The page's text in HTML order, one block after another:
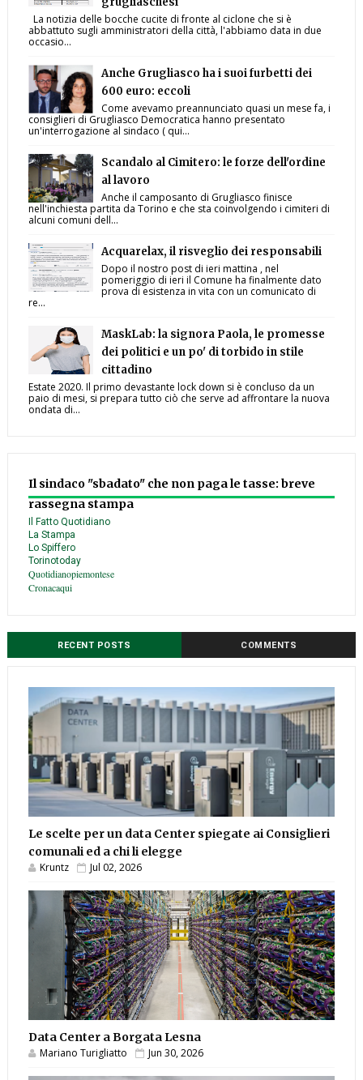
La notizia delle bocche cucite di fronte al ciclone che si è
abbattuto sugli amministratori della città, l'abbiamo data in due
occasio...
Anche Grugliasco ha i suoi furbetti dei
600 euro: eccoli
Come avevamo preannunciato quasi un mese fa, i
consiglieri di Grugliasco Democratica hanno presentato
un'interrogazione al sindaco ( qui...
Scandalo al Cimitero: le forze dell'ordine
al lavoro
Anche il camposanto di Grugliasco finisce
nell'inchiesta partita da Torino e che sta coinvolgendo i cimiteri di
alcuni comuni dell...
Acquarelax, il risveglio dei responsabili
Dopo il nostro post di ieri mattina , nel
pomeriggio di ieri il Comune ha finalmente dato
prova di esistenza in vita con un comunicato di
re...
MaskLab: la signora Paola, le promesse
dei politici e un po' di torbido in stile
cittadino
Estate 2020. Il primo devastante lock down si è concluso da un
paio di mesi, si prepara tutto ciò che serve ad affrontare la nuova
ondata di...
Il sindaco "sbadato" che non paga le tasse: breve
rassegna stampa
Il Fatto Quotidiano
La Stampa
Lo Spiffero
Torinotoday
Quotidianopiemontese
Cronacaqui
RECENT POSTS COMMENTS
Le scelte per un data Center spiegate ai Consiglieri
comunali ed a chi li elegge
Kruntz Jul 02, 2026
Data Center a Borgata Lesna
Mariano Turigliatto Jun 30, 2026